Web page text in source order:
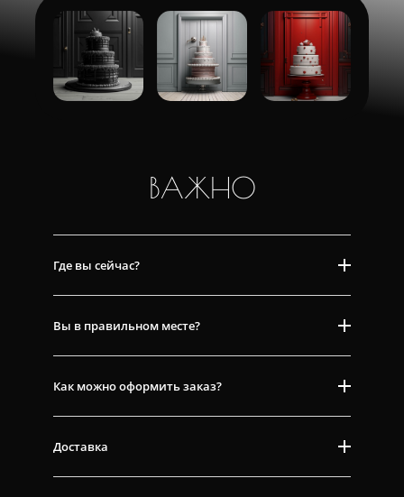
ВАЖНО
Где вы сейчас?
Вы в правильном месте?
Как можно оформить заказ?
Доставка